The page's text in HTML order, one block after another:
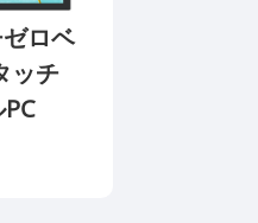
ロベ
ッチ